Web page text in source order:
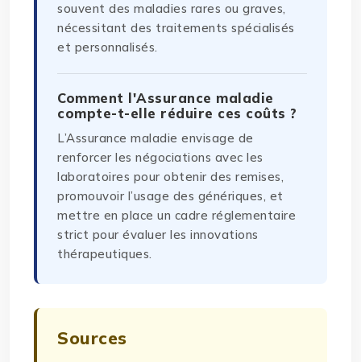
souvent des maladies rares ou graves,
nécessitant des traitements spécialisés
et personnalisés.
Comment l'Assurance maladie
compte-t-elle réduire ces coûts ?
L’Assurance maladie envisage de
renforcer les négociations avec les
laboratoires pour obtenir des remises,
promouvoir l’usage des génériques, et
mettre en place un cadre réglementaire
strict pour évaluer les innovations
thérapeutiques.
Sources